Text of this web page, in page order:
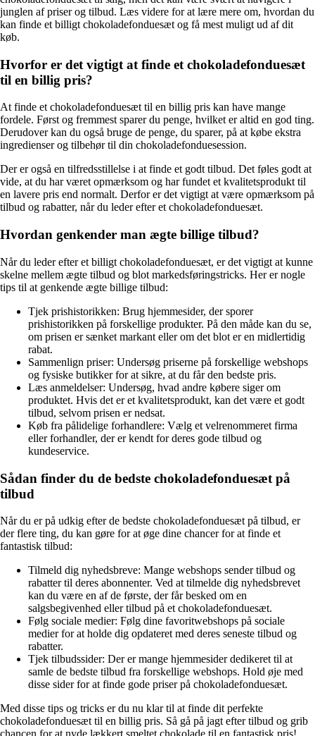
junglen af priser og tilbud. Læs videre for at lære mere om, hvordan du
kan finde et billigt chokoladefonduesæt og få mest muligt ud af dit
køb.
Hvorfor er det vigtigt at finde et chokoladefonduesæt
til en billig pris?
At finde et chokoladefonduesæt til en billig pris kan have mange
fordele. Først og fremmest sparer du penge, hvilket er altid en god ting.
Derudover kan du også bruge de penge, du sparer, på at købe ekstra
ingredienser og tilbehør til din chokoladefonduesession.
Der er også en tilfredsstillelse i at finde et godt tilbud. Det føles godt at
vide, at du har været opmærksom og har fundet et kvalitetsprodukt til
en lavere pris end normalt. Derfor er det vigtigt at være opmærksom på
tilbud og rabatter, når du leder efter et chokoladefonduesæt.
Hvordan genkender man ægte billige tilbud?
Når du leder efter et billigt chokoladefonduesæt, er det vigtigt at kunne
skelne mellem ægte tilbud og blot markedsføringstricks. Her er nogle
tips til at genkende ægte billige tilbud:
Tjek prishistorikken: Brug hjemmesider, der sporer
prishistorikken på forskellige produkter. På den måde kan du se,
om prisen er sænket markant eller om det blot er en midlertidig
rabat.
Sammenlign priser: Undersøg priserne på forskellige webshops
og fysiske butikker for at sikre, at du får den bedste pris.
Læs anmeldelser: Undersøg, hvad andre købere siger om
produktet. Hvis det er et kvalitetsprodukt, kan det være et godt
tilbud, selvom prisen er nedsat.
Køb fra pålidelige forhandlere: Vælg et velrenommeret firma
eller forhandler, der er kendt for deres gode tilbud og
kundeservice.
Sådan finder du de bedste chokoladefonduesæt på
tilbud
Når du er på udkig efter de bedste chokoladefonduesæt på tilbud, er
der flere ting, du kan gøre for at øge dine chancer for at finde et
fantastisk tilbud:
Tilmeld dig nyhedsbreve: Mange webshops sender tilbud og
rabatter til deres abonnenter. Ved at tilmelde dig nyhedsbrevet
kan du være en af de første, der får besked om en
salgsbegivenhed eller tilbud på et chokoladefonduesæt.
Følg sociale medier: Følg dine favoritwebshops på sociale
medier for at holde dig opdateret med deres seneste tilbud og
rabatter.
Tjek tilbudssider: Der er mange hjemmesider dedikeret til at
samle de bedste tilbud fra forskellige webshops. Hold øje med
disse sider for at finde gode priser på chokoladefonduesæt.
Med disse tips og tricks er du nu klar til at finde dit perfekte
chokoladefonduesæt til en billig pris. Så gå på jagt efter tilbud og grib